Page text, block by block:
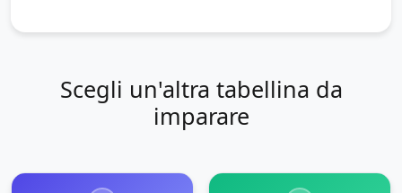
Scegli un'altra tabellina da
imparare